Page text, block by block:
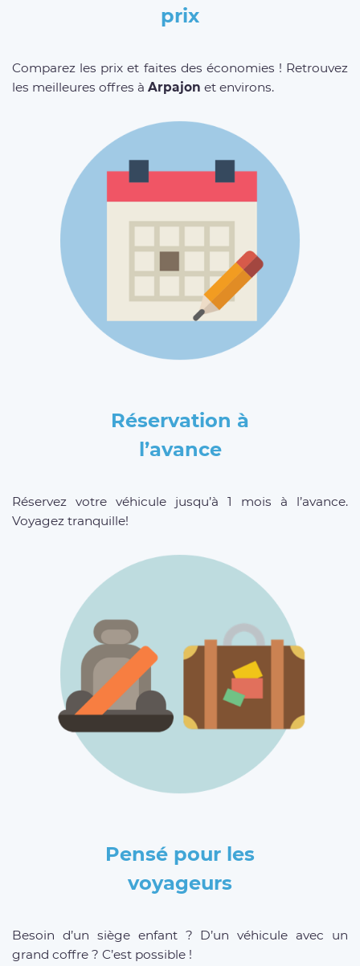
prix
Comparez les prix et faites des économies ! Retrouvez
les meilleures offres à Arpajon et environs.
Réservation à
l’avance
Réservez votre véhicule jusqu’à 1 mois à l’avance.
Voyagez tranquille!
Pensé pour les
voyageurs
Besoin d’un siège enfant ? D’un véhicule avec un
grand coffre ? C’est possible !